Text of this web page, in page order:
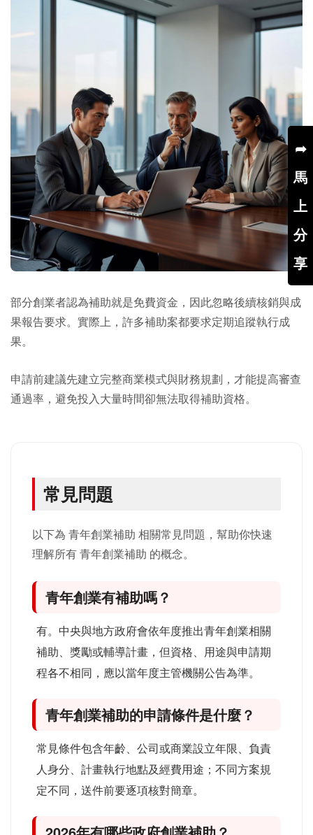
部分創業者認為補助就是免費資金，因此忽略後續核銷與成
果報告要求。實際上，許多補助案都要求定期追蹤執行成
果。
申請前建議先建立完整商業模式與財務規劃，才能提高審查
通過率，避免投入大量時間卻無法取得補助資格。
常見問題
以下為 青年創業補助 相關常見問題，幫助你快速
理解所有 青年創業補助 的概念。
青年創業有補助嗎？
有。中央與地方政府會依年度推出青年創業相關
補助、獎勵或輔導計畫，但資格、用途與申請期
程各不相同，應以當年度主管機關公告為準。
青年創業補助的申請條件是什麼？
常見條件包含年齡、公司或商業設立年限、負責
人身分、計畫執行地點及經費用途；不同方案規
定不同，送件前要逐項核對簡章。
➦
馬
上
分
享